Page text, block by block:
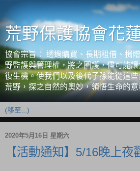
荒野保護協會花
協會宗旨： 透過購買、長期租借、捐
野監護與管理權，將之圈護，儘可能
復生機。使我們以及後代子孫能從這
荒野，探之自然的奧妙，領悟生命的
2020年5月16日 星期六
【活動通知】5/16晚上夜